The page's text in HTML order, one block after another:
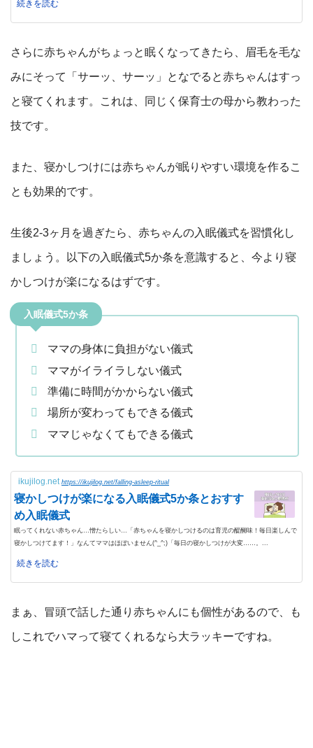
続きを読む
さらに赤ちゃんがちょっと眠くなってきたら、眉毛を毛な
みにそって「サーッ、サーッ」となでると赤ちゃんはすっ
と寝てくれます。これは、同じく保育士の母から教わった
技です。
また、寝かしつけには赤ちゃんが眠りやすい環境を作るこ
とも効果的です。
生後2-3ヶ月を過ぎたら、赤ちゃんの入眠儀式を習慣化し
ましょう。以下の入眠儀式5か条を意識すると、今より寝
かしつけが楽になるはずです。
入眠儀式5か条
ママの身体に負担がない儀式
ママがイライラしない儀式
準備に時間がかからない儀式
場所が変わってもできる儀式
ママじゃなくてもできる儀式
ikujilog.net https://ikujilog.net/falling-asleep-ritual
寝かしつけが楽になる入眠儀式5か条とおすす
め入眠儀式
眠ってくれない赤ちゃん…憎たらしい…「赤ちゃんを寝かしつけるのは育児の醍醐味！毎日楽しんで
寝かしつけてます！」なんてママはほぼいません(^_^;)「毎日の寝かしつけが大変……。...
続きを読む
まぁ、冒頭で話した通り赤ちゃんにも個性があるので、も
しこれでハマって寝てくれるなら大ラッキーですね。